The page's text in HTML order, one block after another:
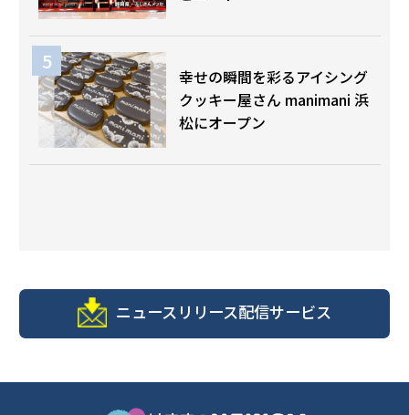
幸せの瞬間を彩るアイシング
クッキー屋さん manimani 浜
松にオープン
ニュースリリース配信サービス